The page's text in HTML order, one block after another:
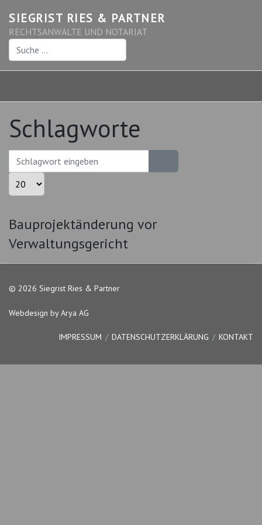
SIEGRIST RIES & PARTNER
RECHTSANWÄLTE UND NOTARIAT
Suchen
Schlagworte
Schlagwort eingeben
Anzeige #
Bauprojektänderung vor
Verwaltungsgericht
© 2026 Siegrist Ries & Partner
Webdesign by Arya AG
IMPRESSUM DATENSCHUTZERKLÄRUNG KONTAKT